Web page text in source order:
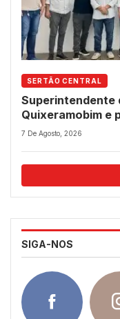
SERTÃO CENTRAL
Superintendente
Quixeramobim e
avanço do futuro
7 De Agosto, 2026
SIGA-NOS